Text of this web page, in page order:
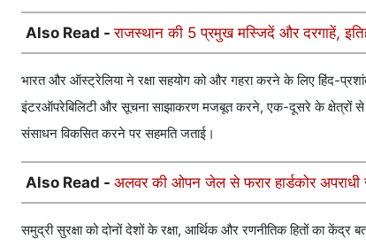
Also Read -राजस्थान की 5 प्रमुख मस्जिदें और दरगाहें,
भारत और ऑस्ट्रेलिया ने रक्षा सहयोग को और गहरा करने के लिए हिंद-
इंटरऑपरेबिलिटी और सूचना साझाकरण मजबूत करने, एक-दूसरे के क्षेत्रों से
संसाधन विकसित करने पर सहमति जताई।
Also Read - अलवर की ओपन जेल से फरार हार्डकोर अपराधी
समुद्री सुरक्षा को दोनों देशों के रक्षा, आर्थिक और रणनीतिक हितों का